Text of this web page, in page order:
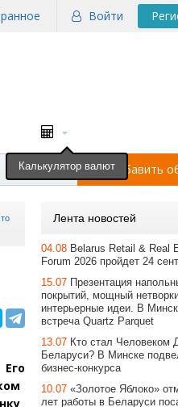
Войти
Добавить
Лента новостей
04.08 Belarus Retail & Real
Forum 2026 пройдет 24
15.07 Презентация
покрытий, мощный
интерьерные идеи. В
встреча Quartz Parquet
13.07 Кто стал Человеком
Беларуси? В Минске
бизнес-конкурса
10.07 «Золотое Яблоко»
лет работы в Беларуси
Калькулятор валют